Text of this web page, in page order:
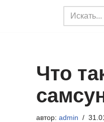
Что
автор: admin